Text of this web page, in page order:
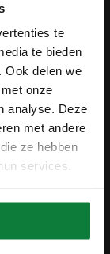
te
te bieden
Ook delen we
onze
analyse. Deze
met andere
ze hebben
services.